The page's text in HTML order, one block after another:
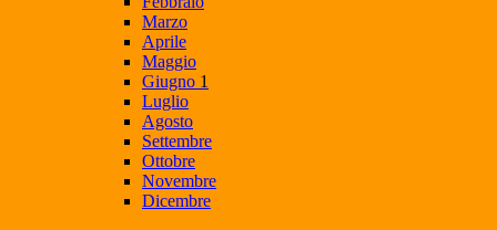
Marzo
Aprile
Maggio
Giugno 1
Luglio
Agosto
Settembre
Ottobre
Novembre
Dicembre